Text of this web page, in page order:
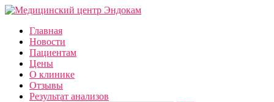
Главная
Новости
Пациентам
Цены
О клинике
Отзывы
Результат анализов